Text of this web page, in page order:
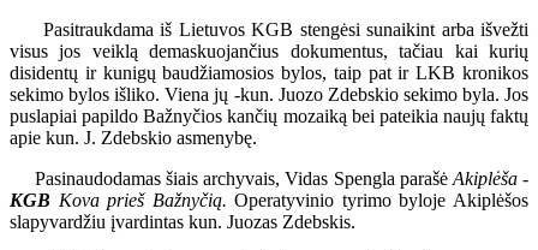
Pasitraukdama iš Lietuvos KGB stengėsi sunaikint arba išvežti
visus jos veiklą demaskuojančius dokumentus, tačiau kai kurių
disidentų ir kunigų baudžiamosios bylos, taip pat ir LKB kronikos
sekimo bylos išliko. Viena jų -kun. Juozo Zdebskio sekimo byla. Jos
puslapiai papildo Bažnyčios kančių mozaiką bei pateikia naujų faktų
apie kun. J. Zdebskio asmenybę.
Pasinaudodamas šiais archyvais, Vidas Spengla parašė Akiplėša-
KGB Kova prieš Bažnyčią.Operatyvinio tyrimo byloje Akiplėšos
slapyvardžiu įvardintas kun. Juozas Zdebskis.